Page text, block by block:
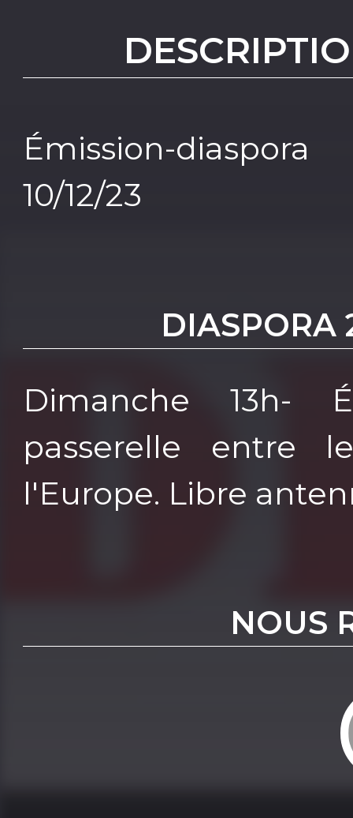
Émission-
10/12/23
DIASPORA
Dimanche 13h-
passerelle entre
l'Europe. Libre
NOUS